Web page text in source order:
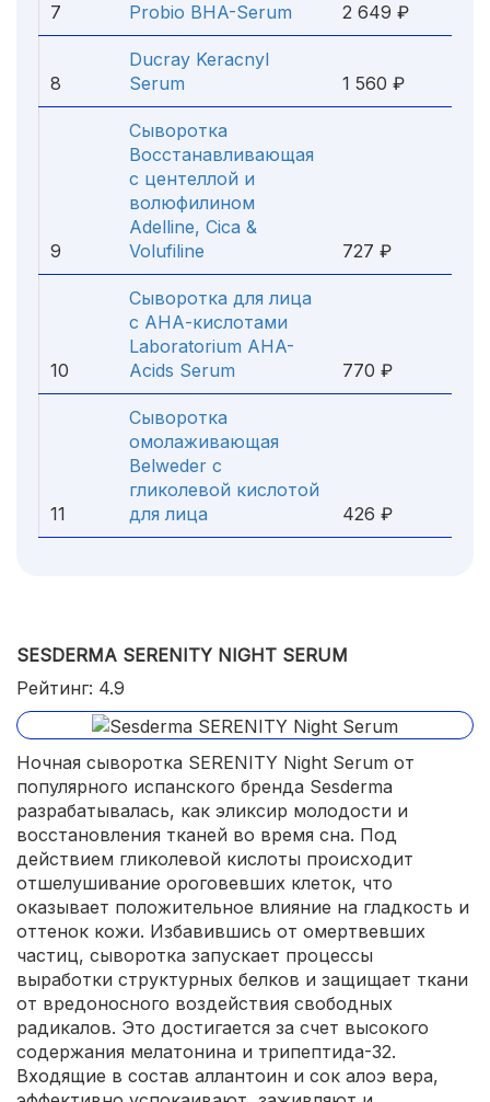
7
Probio BHA-Serum
2 649 ₽
8
Ducray Keracnyl
Serum
1 560 ₽
9
Сыворотка
Восстанавливающая
с центеллой и
волюфилином
Adelline, Cica &
Volufiline
727 ₽
10
Сыворотка для лица
c АНА-кислотами
Laboratorium AHA-
Acids Serum
770 ₽
11
Сыворотка
омолаживающая
Belweder с
гликолевой кислотой
для лица
426 ₽
SESDERMA SERENITY NIGHT SERUM
Рейтинг: 4.9
Ночная сыворотка SERENITY Night Serum от
популярного испанского бренда Sesderma
разрабатывалась, как эликсир молодости и
восстановления тканей во время сна. Под
действием гликолевой кислоты происходит
отшелушивание ороговевших клеток, что
оказывает положительное влияние на гладкость и
оттенок кожи. Избавившись от омертвевших
частиц, сыворотка запускает процессы
выработки структурных белков и защищает ткани
от вредоносного воздействия свободных
радикалов. Это достигается за счет высокого
содержания мелатонина и трипептида-32.
Входящие в состав аллантоин и сок алоэ вера,